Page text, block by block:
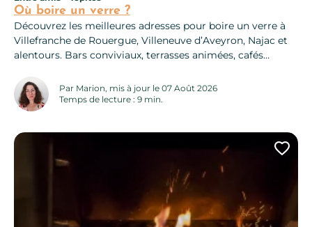
Où boire un verre ?
Découvrez les meilleures adresses pour boire un verre à
Villefranche de Rouergue, Villeneuve d’Aveyron, Najac et
alentours. Bars conviviaux, terrasses animées, cafés
réussie entre amis.Par Marion, mis à jour le 07 Août 2026
Temps de lecture : 9 min.